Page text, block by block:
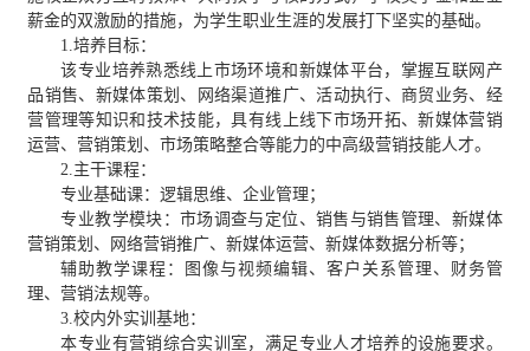
薪金的双激励的措施，为学生职业生涯的发展打下坚实的基础。
1.培养目标：
该专业培养熟悉线上市场环境和新媒体平台，掌握互联网产
品销售、新媒体策划、网络渠道推广、活动执行、商贸业务、经
营管理等知识和技术技能，具有线上线下市场开拓、新媒体营销
运营、营销策划、市场策略整合等能力的中高级营销技能人才。
2.主干课程：
专业基础课：逻辑思维、企业管理；
专业教学模块：市场调查与定位、销售与销售管理、新媒体
营销策划、网络营销推广、新媒体运营、新媒体数据分析等；
辅助教学课程：图像与视频编辑、客户关系管理、财务管
理、营销法规等。
3.校内外实训基地：
本专业有营销综合实训室，满足专业人才培养的设施要求。